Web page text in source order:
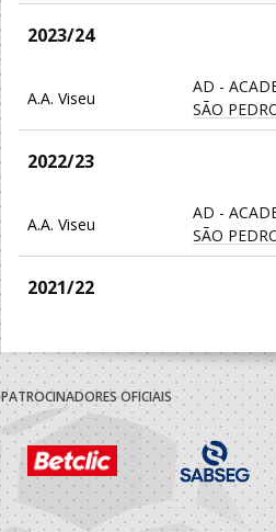
2023/24
A.A. Viseu
AD -
SÃO
2022/23
A.A. Viseu
AD -
SÃO
2021/22
A.A. Viseu
SÃO
2020/21
A.A. Viseu
AD -
SÃO
PATROCINADORES OFICIAIS